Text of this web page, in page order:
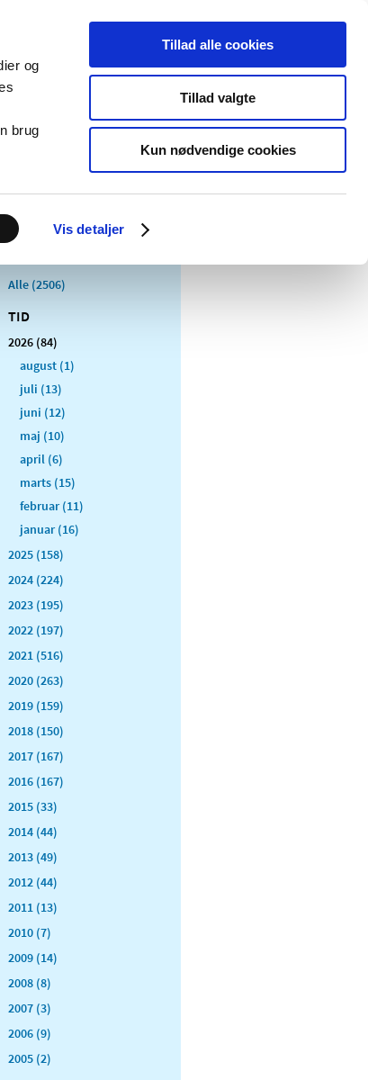
og
brug
Vis detaljer
Tillad alle cookies
Tillad valgte
Kun nødvendige cookies
Særlige
produktområder
Alle (2506)
TID
2026 (84)
august (1)
juli (13)
juni (12)
maj (10)
april (6)
marts (15)
februar (11)
januar (16)
2025 (158)
2024 (224)
2023 (195)
2022 (197)
2021 (516)
2020 (263)
2019 (159)
2018 (150)
2017 (167)
2016 (167)
2015 (33)
2014 (44)
2013 (49)
2012 (44)
2011 (13)
2010 (7)
2009 (14)
2008 (8)
2007 (3)
2006 (9)
2005 (2)